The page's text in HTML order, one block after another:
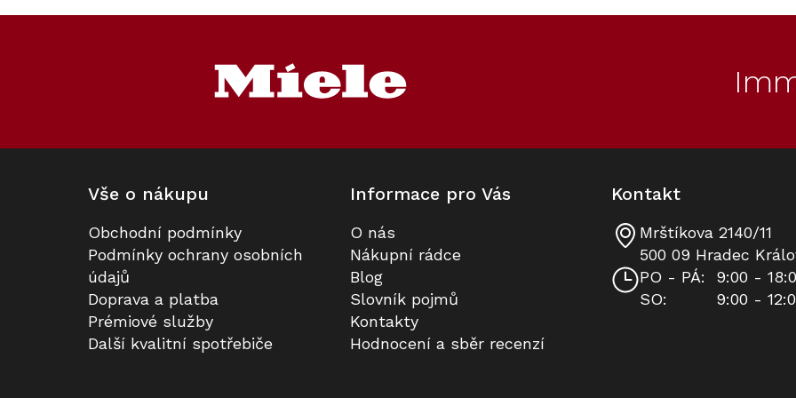
Vestavná myčka nádobí MIELE G
5811 SCi Active Plus Nerez
Skladem
Vestavná myčka nádobí MIELE G
7710 SCi AutoDos Obsidian černá
Průměrné
hodnocení
Skladem v Miele
Prodloužená záruka na 5 let
K dispozici
Prodloužená záruka na 10 let
K dispozici
Vše o nákupu
Obchodní podmínky
Podmínky ochrany osobních
údajů
Doprava a platba
Prémiové služby
Další kvalitní spotřebiče
Informace pro Vás
O nás
Nákupní rádce
Blog
Slovník pojmů
Kontakty
Hodnocení a sběr recenzí
Kontakt
Mrštíkova 2140/11
500 09 Hradec
PO - PÁ:
9:00 -
SO:
9:00 -